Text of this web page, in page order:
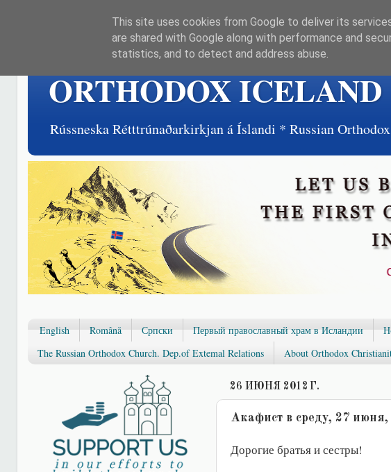
ORTHODOX ICELAND
Rússneska Rétttrúnaðarkirkjan á Íslandi * Russian
English Română Српски Первый православный храм в Исландии
The Russian Orthodox Church. Dep.of Extemal Relations
About Orthodox
26 ИЮНЯ 2012 Г.
Акафист в среду, 27 июня,
Дорогие братья и сестры!
This site uses cookies from Google to deliver its
are shared with Google along with performance and
statistics, and to detect and address abuse.